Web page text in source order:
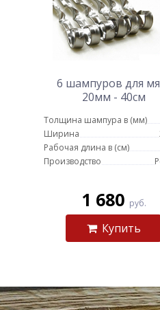
6 шампуров для
20мм - 40см
Толщина шампура в (мм)
Ширина
Рабочая длина в (см)
Производство
1 680 руб.
Купить